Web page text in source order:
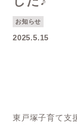
お知らせ
2025.5.15
東戸塚子育て支